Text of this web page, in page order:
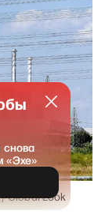
Global Look
«Эхе»